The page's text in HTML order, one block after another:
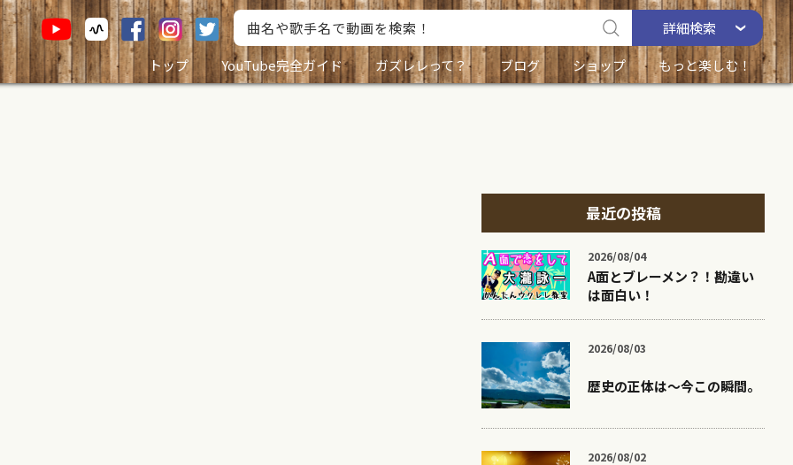
詳細検索
トップ
YouTube完全ガイド ガズレレって？ ブログ ショップ もっと楽しむ！
最近の投稿
2026/08/04
A面とブレーメン？！勘違い
は面白い！
2026/08/03
歴史の正体は〜今この瞬間。
2026/08/02